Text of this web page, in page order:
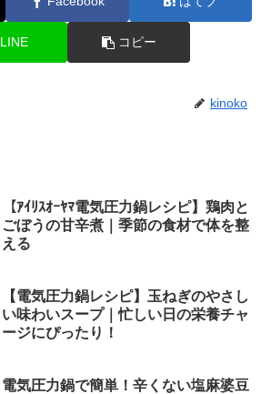
LINE コピー
kinoko
【ｱｲﾘｽｵｰﾔﾏ電気圧力鍋レシピ】鶏肉と
ごぼうの甘辛煮｜季節の食材で体を整
える
【電気圧力鍋レシピ】玉ねぎのやさし
い味わいスープ｜忙しい日の栄養チャ
ージにぴったり！
電気圧力鍋で簡単！辛くない塩麻婆豆